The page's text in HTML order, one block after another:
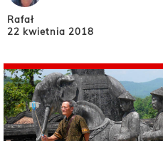
Rafał
22 kwietnia 2018